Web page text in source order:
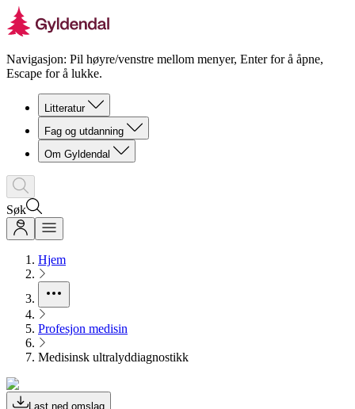
Navigasjon: Pil høyre/venstre mellom menyer, Enter for å åpne,
Escape for å lukke.
Litteratur
Fag og utdanning
Om Gyldendal
Søk
Hjem
Profesjon medisin
Medisinsk ultralyddiagnostikk
Last ned omslag